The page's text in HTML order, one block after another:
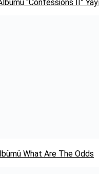
“Confessions II”
What Are The Odds